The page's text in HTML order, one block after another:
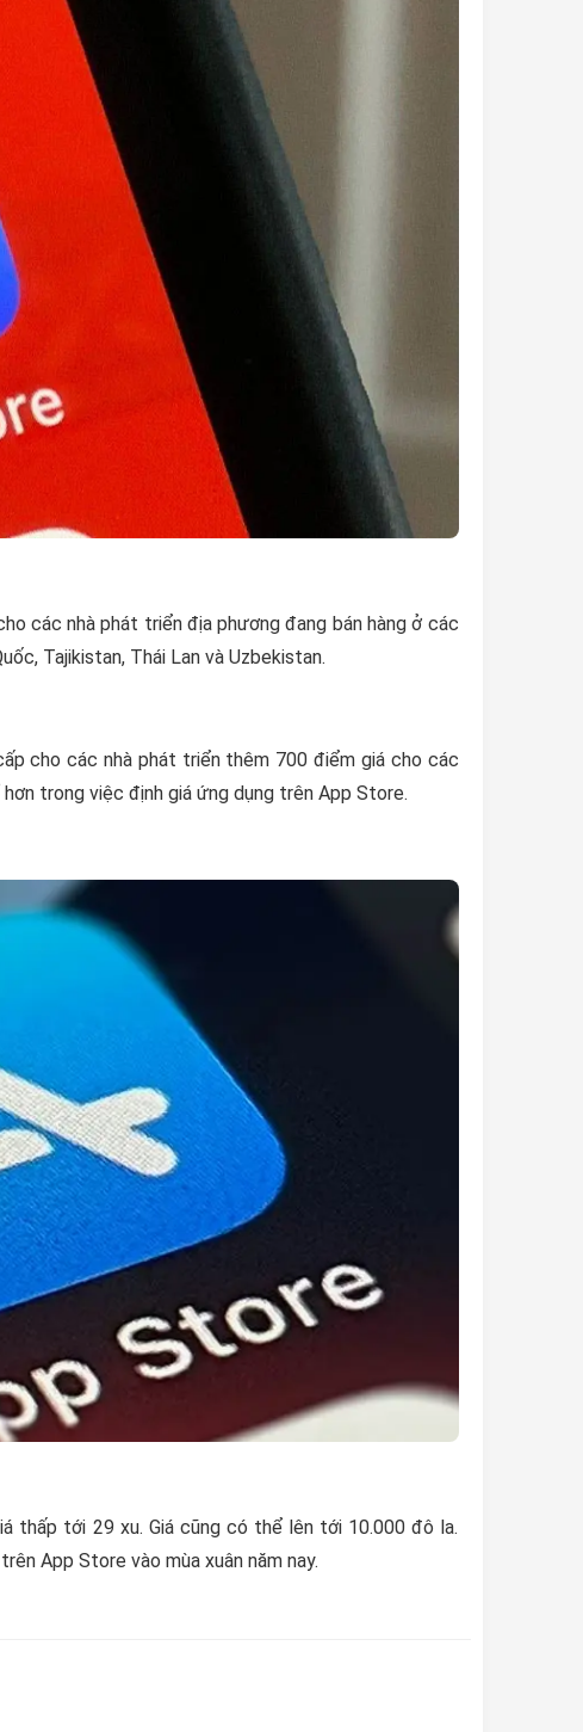
các nhà phát triển địa phương đang bán hàng ở các
Tajikistan, Thái Lan và Uzbekistan.
cho các nhà phát triển thêm 700 điểm giá cho các
trong việc định giá ứng dụng trên App Store.
thấp tới 29 xu. Giá cũng có thể lên tới 10.000 đô la.
App Store vào mùa xuân năm nay.